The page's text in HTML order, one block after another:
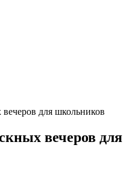
для школьников
вечеров для